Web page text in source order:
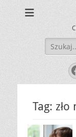
Szukaj:
Tag: zło